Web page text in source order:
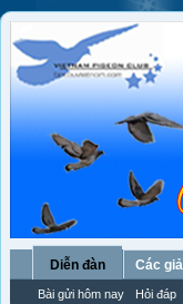
Diễn đàn
Bài gửi hôm nay Hỏi đáp
Các